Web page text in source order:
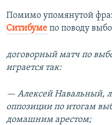
Помимо упомянутой
Ситибуме по поводу
договорный матч по
играется так:
— Алексей Навальный,
оппозиции по итогам
домашним арестом;